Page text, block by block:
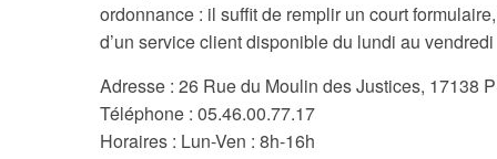
ordonnance : il suffit de remplir un court
d’un service client disponible du lundi au
Adresse : 26 Rue du Moulin des Justices, 17138
Téléphone : 05.46.00.77.17
Horaires : Lun-Ven : 8h-16h